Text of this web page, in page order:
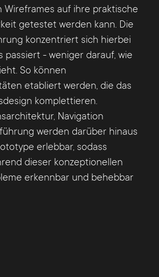
Wireframes auf ihre praktische
getestet werden kann. Die
konzentriert sich hierbei
passiert - weniger darauf, wie
So können
etabliert werden, die das
komplettieren.
Navigation
werden darüber hinaus
erlebbar, sodass
dieser konzeptionellen
erkennbar und behebbar